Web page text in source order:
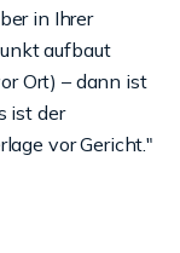
in Ihrer
aufbaut
Ort) – dann ist
ist der
vor Gericht."